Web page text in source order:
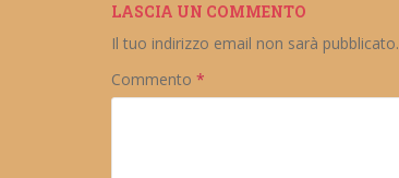
LASCIA UN COMMENTO
Il tuo indirizzo email non sarà pubblicato.
Commento *